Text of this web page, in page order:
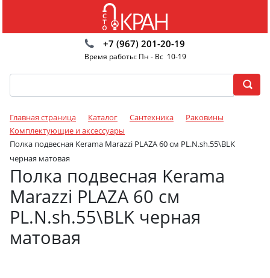
+7 (967) 201-20-19
Время работы: Пн - Вс 10-19
Главная страница Каталог Сантехника
Раковины
Комплектующие и аксессуары
Полка подвесная Kerama Marazzi PLAZA 60 см PL.N.sh.55\BLK
черная матовая
Полка подвесная Kerama
Marazzi PLAZA 60 см
PL.N.sh.55\BLK черная
матовая